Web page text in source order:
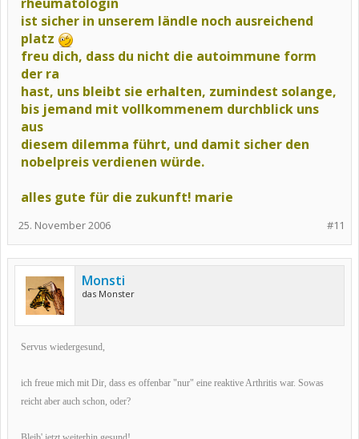
ist sicher in unserem ländle noch ausreichend
platz
freu dich, dass du nicht die autoimmune form
der ra
hast, uns bleibt sie erhalten, zumindest solange,
bis jemand mit vollkommenem durchblick uns
aus
diesem dilemma führt, und damit sicher den
nobelpreis verdienen würde.
alles gute für die zukunft! marie
#11
25. November 2006
Monsti
das Monster
Servus wiedergesund,
ich freue mich mit Dir, dass es offenbar "nur" eine reaktive Arthritis war. Sowas
reicht aber auch schon, oder?